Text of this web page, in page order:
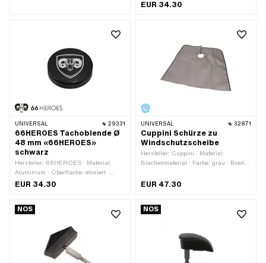
EUR 34.30
UNIVERSAL 29331
66HEROES Tachoblende Ø
48 mm «66HEROES»
schwarz
Hersteller: 66HEROES · Material:
Aluminium · Oberfläche: eloxiert ·
Farbe: schwarz · Ø Befestigungsloch:
EUR 34.30
UNIVERSAL 32871
Cuppini Schürze zu
Windschutzscheibe
Hersteller: Cuppini · Material:
Blachenmaterial · Farbe: grau · Breite:
EUR 47.30
NOS NOS